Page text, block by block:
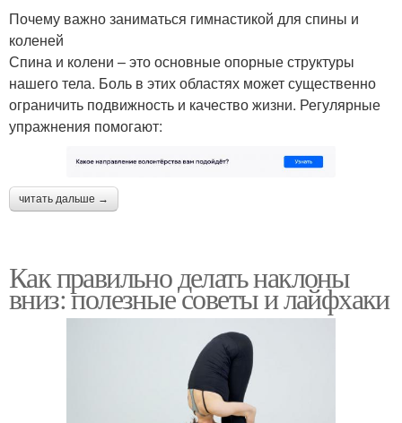
Почему важно заниматься гимнастикой для спины и
коленей
Спина и колени – это основные опорные структуры
нашего тела. Боль в этих областях может существенно
ограничить подвижность и качество жизни. Регулярные
упражнения помогают:
читать дальше →
Как правильно делать наклоны
вниз: полезные советы и лайфхаки